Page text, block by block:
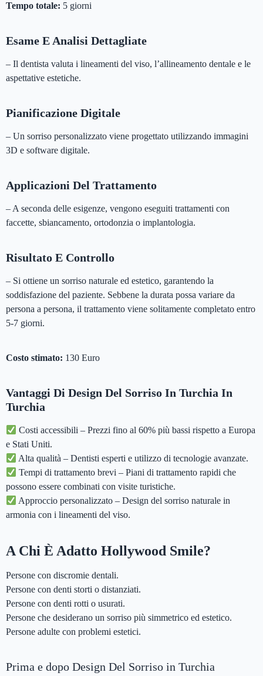
Tempo totale: 5 giorni
Esame E Analisi Dettagliate
– Il dentista valuta i lineamenti del viso, l’allineamento dentale e le
aspettative estetiche.
Pianificazione Digitale
– Un sorriso personalizzato viene progettato utilizzando immagini
3D e software digitale.
Applicazioni Del Trattamento
– A seconda delle esigenze, vengono eseguiti trattamenti con
faccette, sbiancamento, ortodonzia o implantologia.
Risultato E Controllo
– Si ottiene un sorriso naturale ed estetico, garantendo la
soddisfazione del paziente. Sebbene la durata possa variare da
persona a persona, il trattamento viene solitamente completato entro
5-7 giorni.
Costo stimato: 130 Euro
Vantaggi Di Design Del Sorriso In Turchia In
Turchia
Costi accessibili – Prezzi fino al 60% più bassi rispetto a Europa
e Stati Uniti.
Alta qualità – Dentisti esperti e utilizzo di tecnologie avanzate.
Tempi di trattamento brevi – Piani di trattamento rapidi che
possono essere combinati con visite turistiche.
Approccio personalizzato – Design del sorriso naturale in
armonia con i lineamenti del viso.
A Chi È Adatto Hollywood Smile?
Persone con discromie dentali.
Persone con denti storti o distanziati.
Persone con denti rotti o usurati.
Persone che desiderano un sorriso più simmetrico ed estetico.
Persone adulte con problemi estetici.
Prima e dopo Design Del Sorriso in Turchia